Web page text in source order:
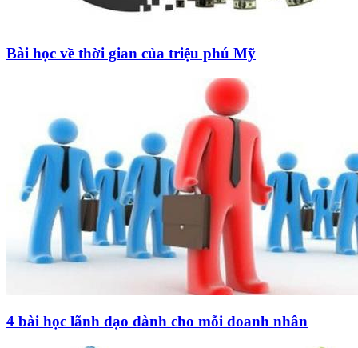
Bài học về thời gian của triệu phú Mỹ
4 bài học lãnh đạo dành cho mỗi doanh nhân